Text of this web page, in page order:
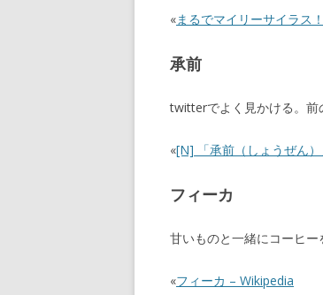
«まるでマイリーサイラス
承前
twitterでよく見かける。前
«[N] 「承前（しょうぜん）
フィーカ
甘いものと一緒にコーヒー
«フィーカ – Wikipedia